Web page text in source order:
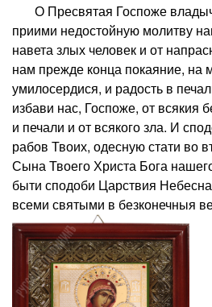
О Пресвятая Госпоже
приими недостойную молитву
навета злых человек и от
нам прежде конца покаяние, на
умилосердися, и радость в
избави нас, Госпоже, от всякия
и печали и от всякого зла. И
рабов Твоих, одесную стати во
Сына Твоего Христа Бога
быти сподоби Царствия
всеми святыми в безконечныя